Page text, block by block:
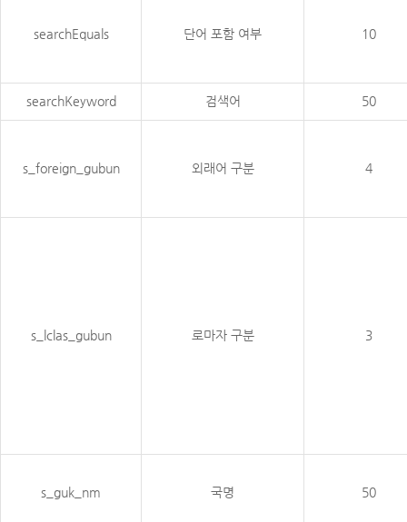
searchEquals 단어 포함 여부 10
searchKeyword 검색어 50
s_foreign_gubun 외래어 구분 4
s_lclas_gubun 로마자 구분 3
s_guk_nm 국명 50